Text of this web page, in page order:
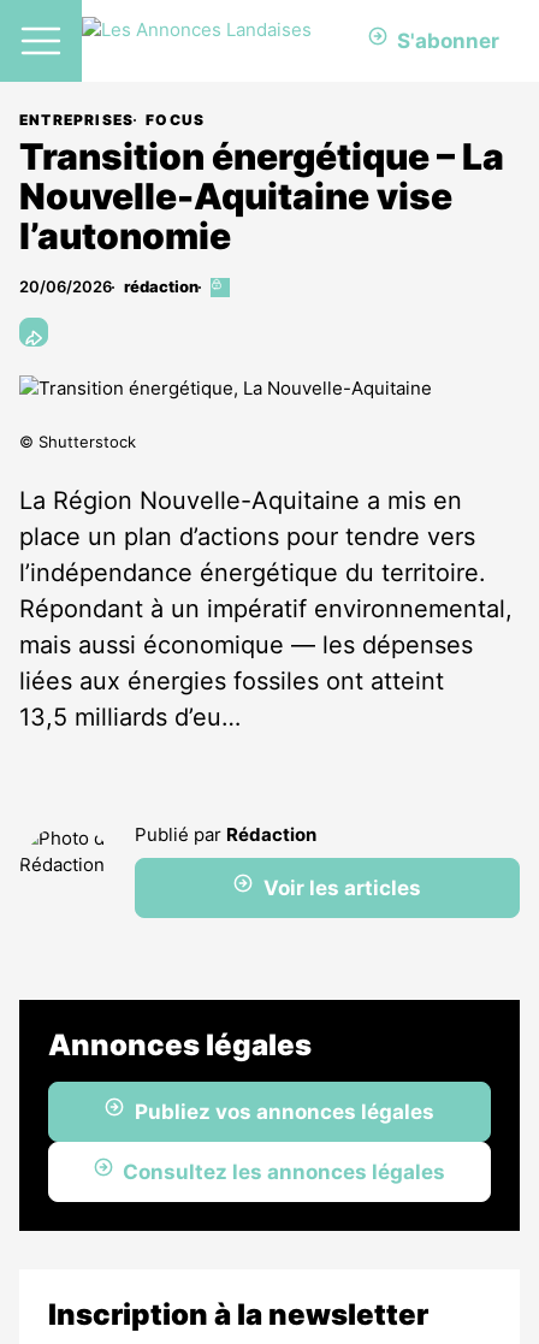
S'abonner
ENTREPRISES FOCUS
Transition énergétique – La
Nouvelle-Aquitaine vise
l’autonomie
20/06/2026 rédaction
Cet
aux
abonnés
© Shutterstock
La Région Nouvelle-Aquitaine a mis en
place un plan d’actions pour tendre vers
l’indépendance énergétique du territoire.
Répondant à un impératif environnemental,
mais aussi économique — les dépenses
liées aux énergies fossiles ont atteint
13,5 milliards d’eu…
Publié par Rédaction
Voir les articles
Annonces légales
Publiez vos annonces légales
Consultez les annonces légales
Inscription à la newsletter